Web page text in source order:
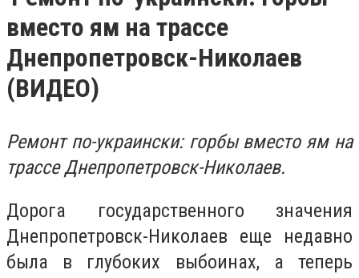
вместо ям на трассе
Днепропетровск-Николаев
(ВИДЕО)
Ремонт по-украински: горбы вместо ям на
трассе Днепропетровск-Николаев.
Дорога государственного значения
Днепропетровск-Николаев еще недавно
была в глубоких выбоинах, а теперь